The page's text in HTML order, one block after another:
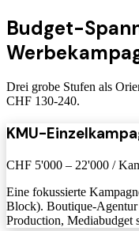
Budget-
Drei grobe Stufen als
CHF 130-240.
KMU-
CHF 5'000 – 22'000 /
Eine fokussierte
Block). Boutique-
Production, Mediabudget